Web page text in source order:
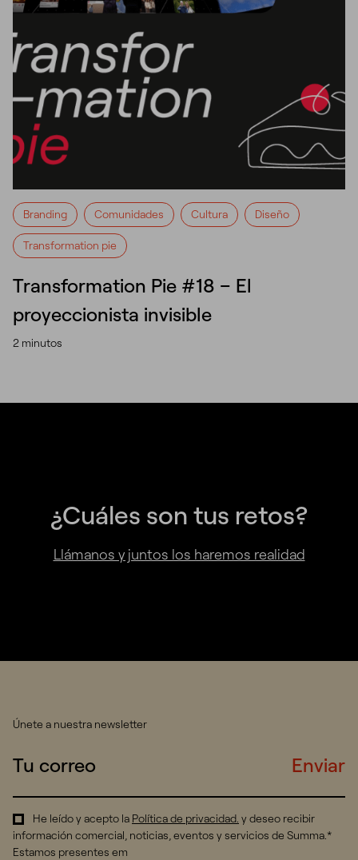
Branding Comunidades Cultura Diseño
Transformation pie
Transformation Pie #18 – El
proyeccionista invisible
2 minutos
¿Cuáles son tus retos?
Llámanos y juntos los haremos realidad
Únete a nuestra newsletter
Enviar
He leído y acepto la Política de privacidad. y deseo recibir
información comercial, noticias, eventos y servicios de Summa.*
Estamos presentes em